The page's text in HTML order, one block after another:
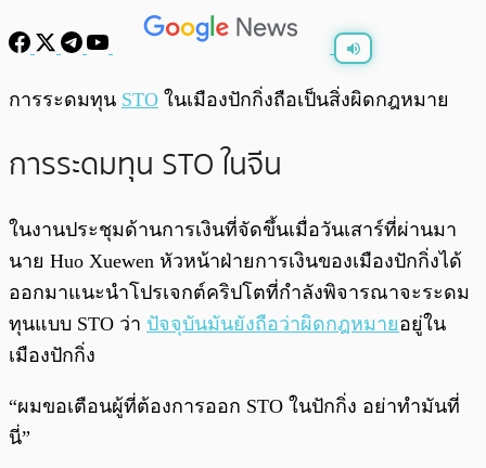
การระดมทุน STO ในเมืองปักกิ่งถือเป็นสิ่งผิดกฎหมาย
การระดมทุน STO ในจีน
ในงานประชุมด้านการเงินที่จัดขึ้นเมื่อวันเสาร์ที่ผ่านมา
นาย Huo Xuewen หัวหน้าฝ่ายการเงินของเมืองปักกิ่งได้
ออกมาแนะนำโปรเจกต์คริปโตที่กำลังพิจารณาจะระดม
ทุนแบบ STO ว่า ปัจจุบันมันยังถือว่าผิดกฎหมายอยู่ใน
เมืองปักกิ่ง
“ผมขอเตือนผู้ที่ต้องการออก STO ในปักกิ่ง อย่าทำมันที่
นี่”